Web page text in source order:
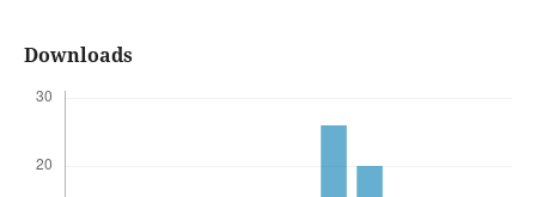
Downloads